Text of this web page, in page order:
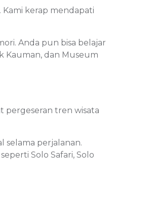
kerap mendapati
Anda pun bisa belajar
Kauman, dan Museum
pergeseran tren wisata
selama perjalanan.
Solo Safari, Solo